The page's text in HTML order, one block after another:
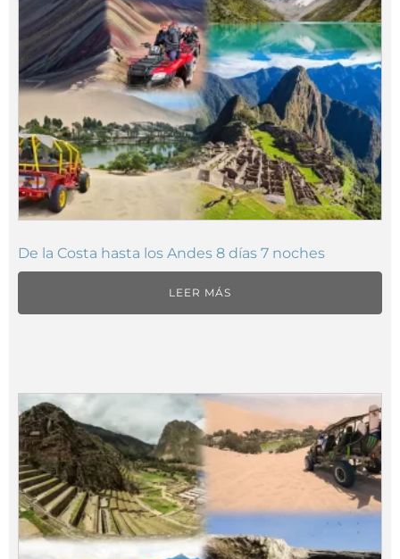
De la Costa hasta los Andes 8 días 7 noches
LEER MÁS